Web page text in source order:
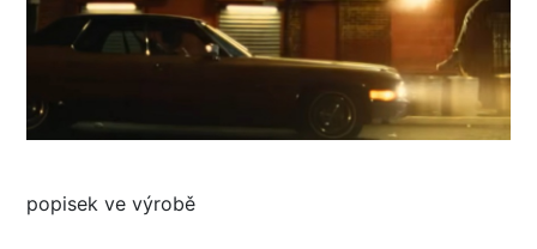
popisek ve výrobě